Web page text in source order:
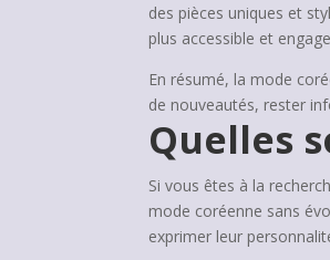
des pièces uniques et
plus accessible et
En résumé, la mode
de nouveautés, rester
Quelles
Si vous êtes à la
mode coréenne sans
exprimer leur